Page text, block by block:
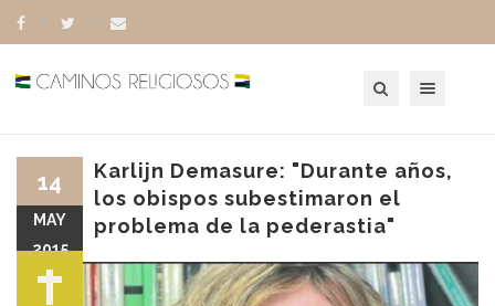
Karlijn Demasure: "Durante años,
los obispos subestimaron el
problema de la pederastia"
14
MAY
2015